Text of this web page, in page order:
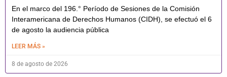
En el marco del 196.° Período de Sesiones de la Comisión
Interamericana de Derechos Humanos (CIDH), se efectuó el 6
de agosto la audiencia pública
LEER MÁS »
8 de agosto de 2026